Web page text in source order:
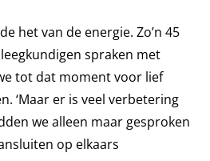
het van de energie. Zo’n 45
spraken met
tot dat moment voor lief
‘Maar er is veel verbetering
we alleen maar gesproken
op elkaars